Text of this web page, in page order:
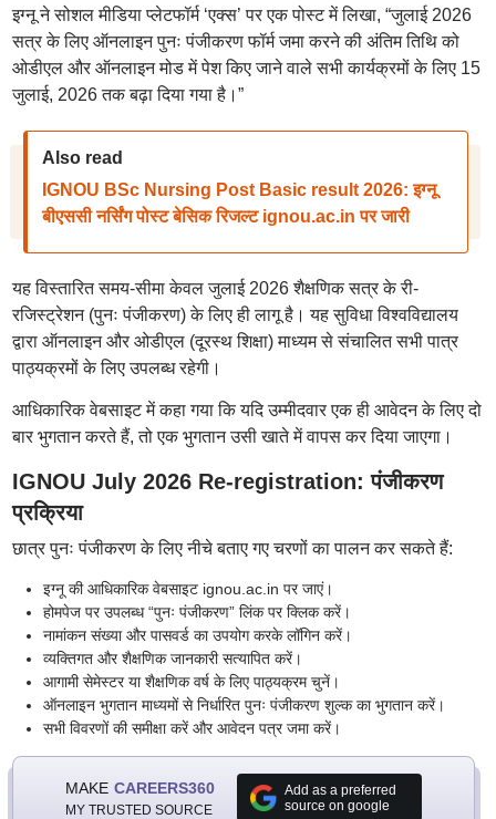
इग्नू ने सोशल मीडिया प्लेटफॉर्म ‘एक्स’ पर एक पोस्ट में लिखा, “जुलाई 2026
सत्र के लिए ऑनलाइन पुनः पंजीकरण फॉर्म जमा करने की अंतिम तिथि को
ओडीएल और ऑनलाइन मोड में पेश किए जाने वाले सभी कार्यक्रमों के लिए 15
जुलाई, 2026 तक बढ़ा दिया गया है।”
Also read
IGNOU BSc Nursing Post Basic result 2026: इग्नू
बीएससी नर्सिंग पोस्ट बेसिक रिजल्ट ignou.ac.in पर जारी
यह विस्तारित समय-सीमा केवल जुलाई 2026 शैक्षणिक सत्र के री-
रजिस्ट्रेशन (पुनः पंजीकरण) के लिए ही लागू है। यह सुविधा विश्वविद्यालय
द्वारा ऑनलाइन और ओडीएल (दूरस्थ शिक्षा) माध्यम से संचालित सभी पात्र
पाठ्यक्रमों के लिए उपलब्ध रहेगी।
आधिकारिक वेबसाइट में कहा गया कि यदि उम्मीदवार एक ही आवेदन के लिए दो
बार भुगतान करते हैं, तो एक भुगतान उसी खाते में वापस कर दिया जाएगा।
IGNOU July 2026 Re-registration: पंजीकरण
प्रक्रिया
छात्र पुनः पंजीकरण के लिए नीचे बताए गए चरणों का पालन कर सकते हैं:
इग्नू की आधिकारिक वेबसाइट ignou.ac.in पर जाएं।
होमपेज पर उपलब्ध “पुनः पंजीकरण” लिंक पर क्लिक करें।
नामांकन संख्या और पासवर्ड का उपयोग करके लॉगिन करें।
व्यक्तिगत और शैक्षणिक जानकारी सत्यापित करें।
आगामी सेमेस्टर या शैक्षणिक वर्ष के लिए पाठ्यक्रम चुनें।
ऑनलाइन भुगतान माध्यमों से निर्धारित पुनः पंजीकरण शुल्क का भुगतान करें।
सभी विवरणों की समीक्षा करें और आवेदन पत्र जमा करें।
MAKE CAREERS360
MY TRUSTED SOURCE
Add as a preferred
source on google